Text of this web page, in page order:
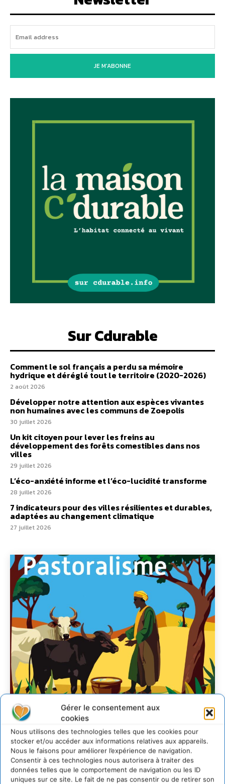
Gérer le consentement aux
cookies
Nous utilisons des technologies telles que les cookies pour
stocker et/ou accéder aux informations relatives aux appareils.
Nous le faisons pour améliorer l’expérience de navigation.
Consentir à ces technologies nous autorisera à traiter des
données telles que le comportement de navigation ou les ID
uniques sur ce site. Le fait de ne pas consentir ou de retirer son
JE M'ABONNE
Sur Cdurable
Comment le sol français a perdu sa mémoire
hydrique et déréglé tout le territoire (2020-2026)
2 août 2026
Développer notre attention aux espèces vivantes
non humaines avec les communs de Zoepolis
30 juillet 2026
Un kit citoyen pour lever les freins au
développement des forêts comestibles dans nos
villes
29 juillet 2026
L’éco-anxiété informe et l’éco-lucidité transforme
28 juillet 2026
7 indicateurs pour des villes résilientes et durables,
adaptées au changement climatique
27 juillet 2026
Soutenir un
pastoralisme durable en
faveur de socio-
écosystèmes résilients